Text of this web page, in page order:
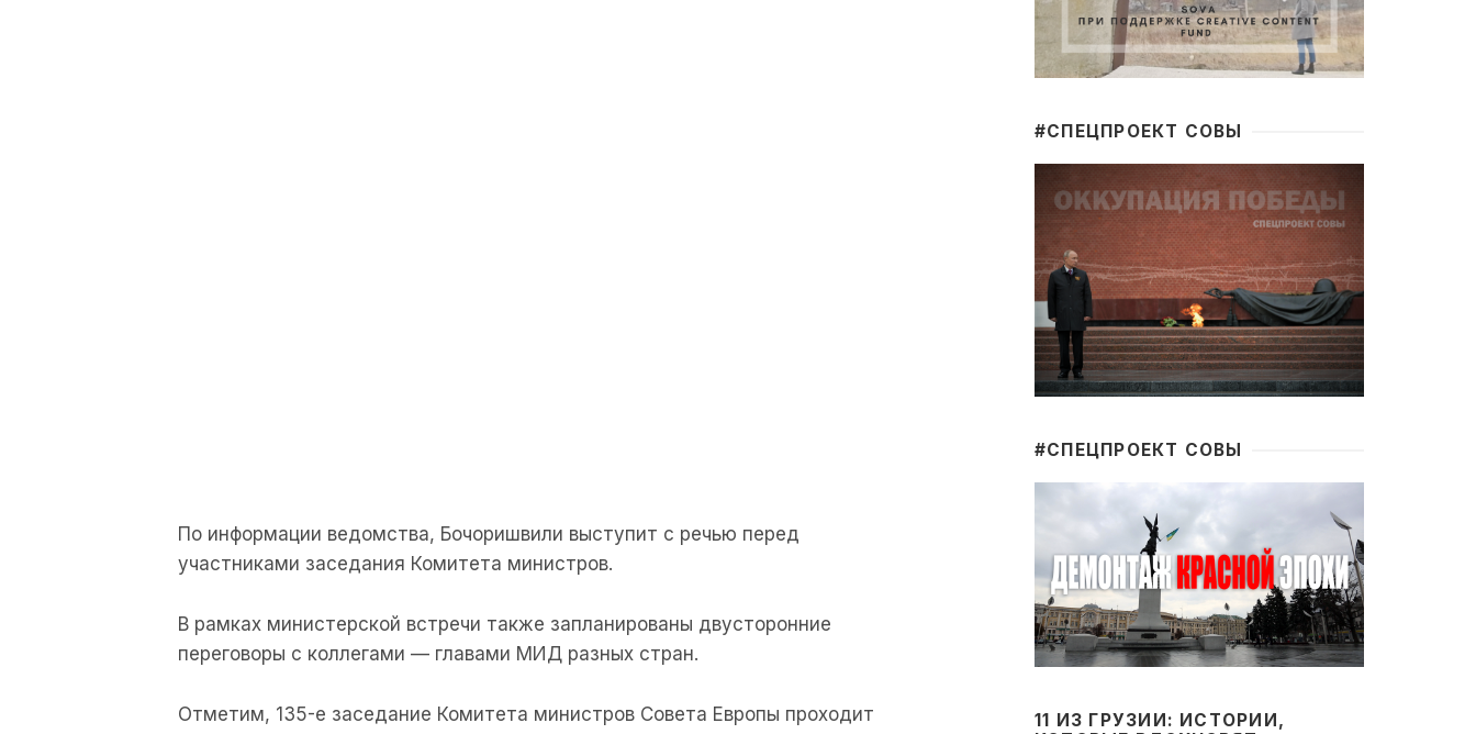
По информации ведомства, Бочоришвили выступит с речью перед
участниками заседания Комитета министров.
В рамках министерской встречи также запланированы двусторонние
переговоры с коллегами — главами МИД разных стран.
Отметим, 135-е заседание Комитета министров Совета Европы проходит
#CПЕЦПРОЕКТ СОВЫ
#CПЕЦПРОЕКТ СОВЫ
11 ИЗ ГРУЗИИ: ИСТОРИИ,